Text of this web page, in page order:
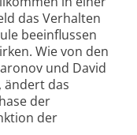
das Verhalten
beeinflussen
Wie von den
und David
ändert das
der
der